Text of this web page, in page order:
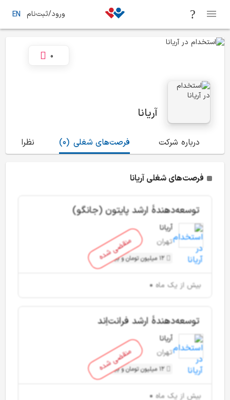
ورود/ثبت‌نام EN
آریانا
0
درباره شرکت (0) فرصت‌های شغلی نظرات
فرصت‌های شغلی آریانا
منقضی شده
توسعه‌دهندۀ ارشد پایتون (جانگو)
آریانا
تهران
12 میلیون تومان و بیشتر
بیش از یک ماه
منقضی شده
توسعه‌دهندۀ ارشد فرانت‌اِند
آریانا
تهران
12 میلیون تومان و بیشتر
بیش از یک ماه